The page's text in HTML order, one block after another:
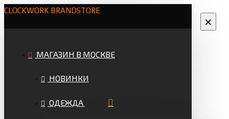
CLOCKWORK BRANDSTORE
МАГАЗИН В МОСКВЕ
НОВИНКИ
ОДЕЖДА
×